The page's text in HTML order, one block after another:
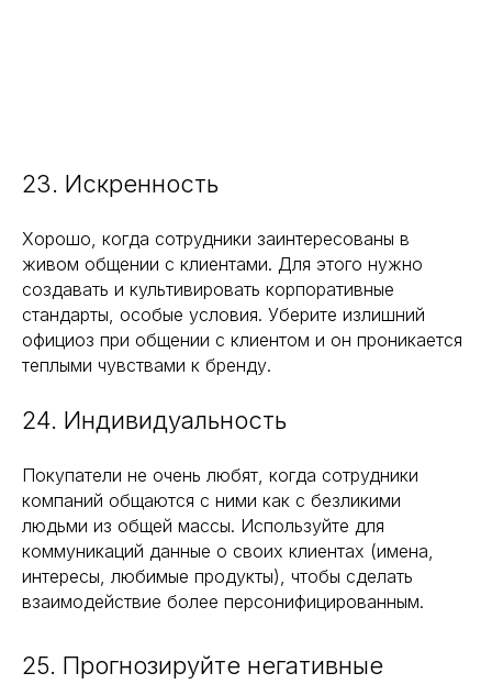
23. Искренность
Хорошо, когда сотрудники заинтересованы в
живом общении с клиентами. Для этого нужно
создавать и культивировать корпоративные
стандарты, особые условия. Уберите излишний
официоз при общении с клиентом и он проникается
теплыми чувствами к бренду.
24. Индивидуальность
Покупатели не очень любят, когда сотрудники
компаний общаются с ними как с безликими
людьми из общей массы. Используйте для
коммуникаций данные о своих клиентах (имена,
интересы, любимые продукты), чтобы сделать
взаимодействие более персонифицированным.
25. Прогнозируйте негативные